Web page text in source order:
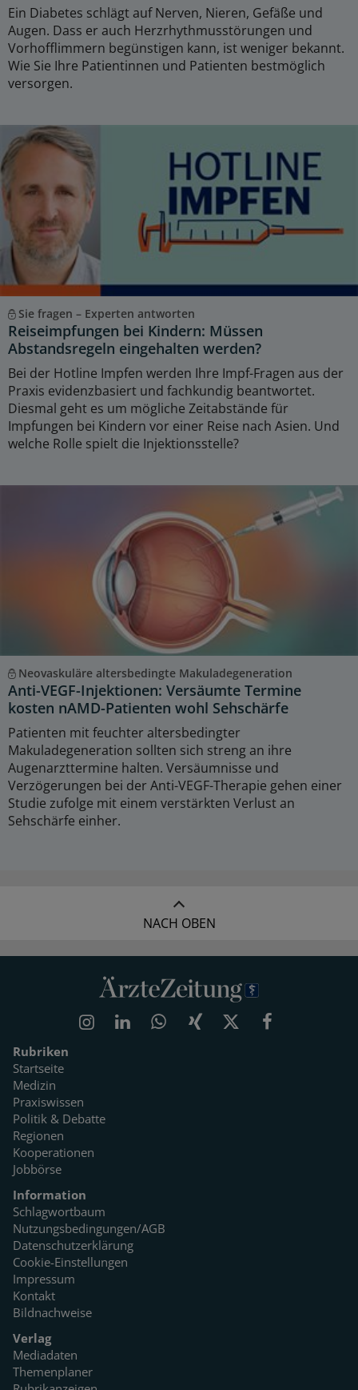
Ein Diabetes schlägt auf Nerven, Nieren, Gefäße und
Augen. Dass er auch Herzrhythmusstörungen und
Vorhofflimmern begünstigen kann, ist weniger bekannt.
Wie Sie Ihre Patientinnen und Patienten bestmöglich
versorgen.
Sie fragen – Experten antworten
Reiseimpfungen bei Kindern: Müssen
Abstandsregeln eingehalten werden?
Bei der Hotline Impfen werden Ihre Impf-Fragen aus der
Praxis evidenzbasiert und fachkundig beantwortet.
Diesmal geht es um mögliche Zeitabstände für
Impfungen bei Kindern vor einer Reise nach Asien. Und
welche Rolle spielt die Injektionsstelle?
Neovaskuläre altersbedingte Makuladegeneration
Anti-VEGF-Injektionen: Versäumte Termine
kosten nAMD-Patienten wohl Sehschärfe
Patienten mit feuchter altersbedingter
Makuladegeneration sollten sich streng an ihre
Augenarzttermine halten. Versäumnisse und
Verzögerungen bei der Anti-VEGF-Therapie gehen einer
Studie zufolge mit einem verstärkten Verlust an
Sehschärfe einher.
NACH OBEN
Rubriken
Startseite
Medizin
Praxiswissen
Politik & Debatte
Regionen
Kooperationen
Jobbörse
Information
Schlagwortbaum
Nutzungsbedingungen/AGB
Datenschutzerklärung
Cookie-Einstellungen
Impressum
Kontakt
Bildnachweise
Verlag
Mediadaten
Themenplaner